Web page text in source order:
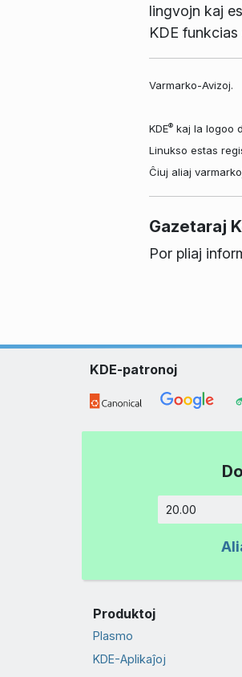
lingvojn kaj
KDE
Varmarko-Avizoj.
KDE®kaj la logoo
Linukso estas
Ĉiuj aliaj
Gazetaraj
Por pliaj
KDE-patronoj
Produktoj
Plasmo
KDE-Aplikaĵoj